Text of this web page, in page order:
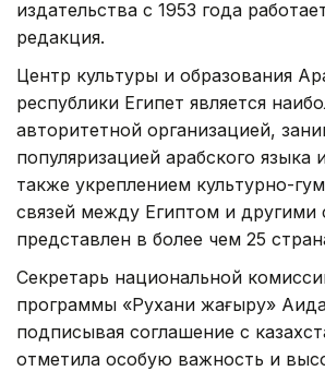
издательства с 1953 года
редакция.
Центр культуры и образования
республики Египет является
авторитетной организацией,
популяризацией арабского языка
также укреплением культурно-
связей между Египтом и другими
представлен в более чем 25
Секретарь национальной
программы «Рухани жаңғыру»
подписывая соглашение с
отметила особую важность и